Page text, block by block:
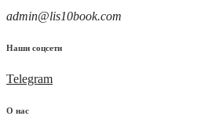
admin@lis10book.com
Наши соцсети
Telegram
О нас